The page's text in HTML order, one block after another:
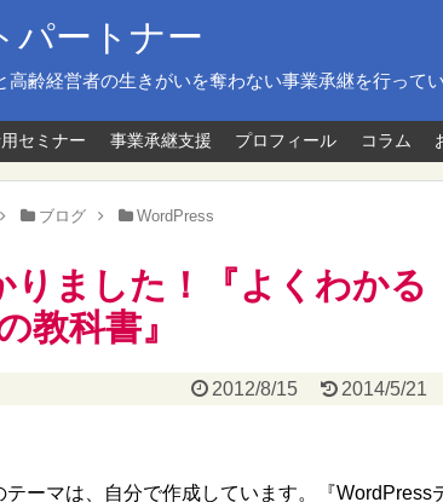
パートナー
高齢経営者の生きがいを奪わない事業承継を行って
セミナー 事業承継支援 プロフィール コラム
ブログ WordPress
りました！『よくわかる
教科書』
2012/8/15 2014/5/21
ーマは、自分で作成しています。『WordPress